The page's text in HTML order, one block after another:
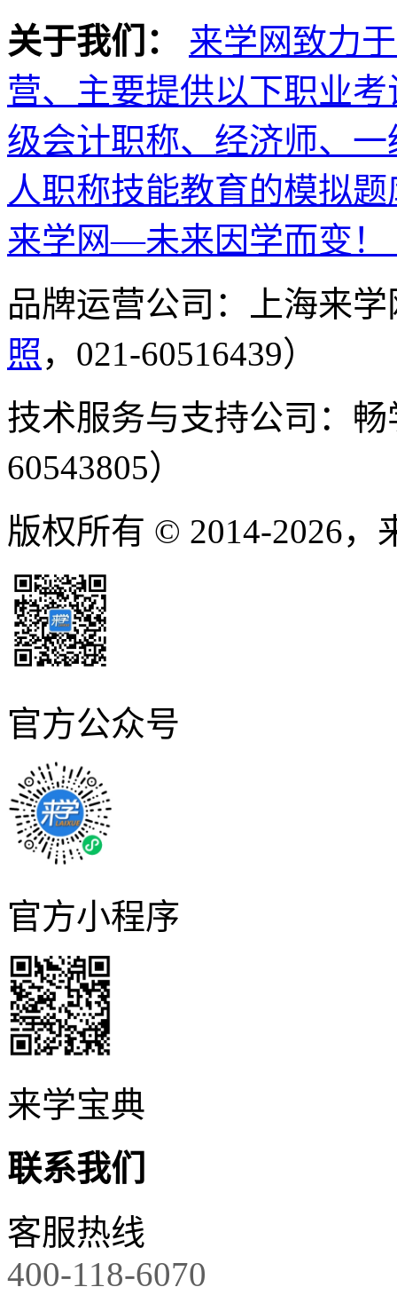
关于我们：
来学网致力
营、主要提供以下职业
级会计职称、经济师、
人职称技能教育的模拟
来学网—未来因学而变！
品牌运营公司：上海来
照 ，021-60516439）
技术服务与支持公司：
60543805）
版权所有 © 2014-2026，
官方公众号
官方小程序
来学宝典
联系我们
客服热线
400-118-6070